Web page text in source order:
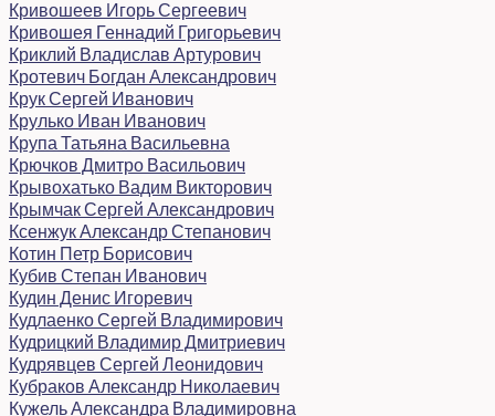
Кривошеев Игорь Сергеевич
Кривошея Геннадий Григорьевич
Криклий Владислав Артурович
Кротевич Богдан Александрович
Крук Сергей Иванович
Крулько Иван Иванович
Крупа Татьяна Васильевна
Крючков Дмитро Васильович
Крывохатько Вадим Викторович
Крымчак Сергей Александрович
Ксенжук Александр Степанович
Котин Петр Борисович
Кубив Степан Иванович
Кудин Денис Игоревич
Кудлаенко Сергей Владимирович
Кудрицкий Владимир Дмитриевич
Кудрявцев Сергей Леонидович
Кубраков Александр Николаевич
Кужель Александра Владимировна